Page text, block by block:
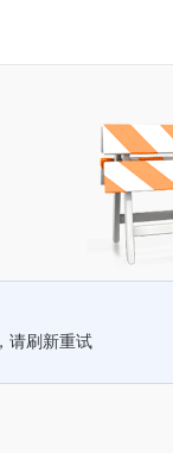
请刷新重试